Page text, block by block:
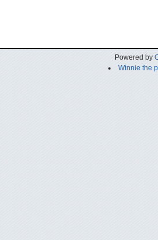
Powered by
Winnie the